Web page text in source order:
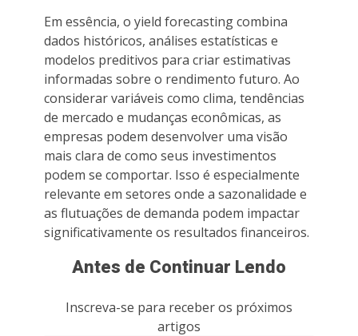
Em essência, o yield forecasting combina
dados históricos, análises estatísticas e
modelos preditivos para criar estimativas
informadas sobre o rendimento futuro. Ao
considerar variáveis como clima, tendências
de mercado e mudanças econômicas, as
empresas podem desenvolver uma visão
mais clara de como seus investimentos
podem se comportar. Isso é especialmente
relevante em setores onde a sazonalidade e
as flutuações de demanda podem impactar
significativamente os resultados financeiros.
Antes de Continuar Lendo
Inscreva-se para receber os próximos
artigos